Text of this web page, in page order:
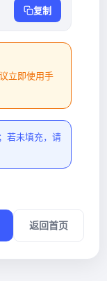
复制
立即使用手
若未填充，请
返回首页